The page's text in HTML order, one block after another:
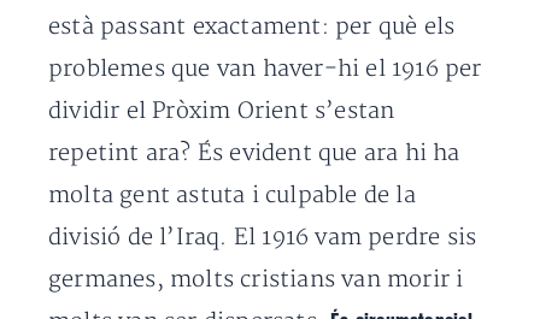
està passant exactament: per què els
problemes que van haver-hi el 1916 per
dividir el Pròxim Orient s’estan
repetint ara? És evident que ara hi ha
molta gent astuta i culpable de la
divisió de l’Iraq. El 1916 vam perdre sis
germanes, molts cristians van morir i